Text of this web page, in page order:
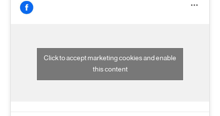
Click to accept marketing cookies and enable
this content